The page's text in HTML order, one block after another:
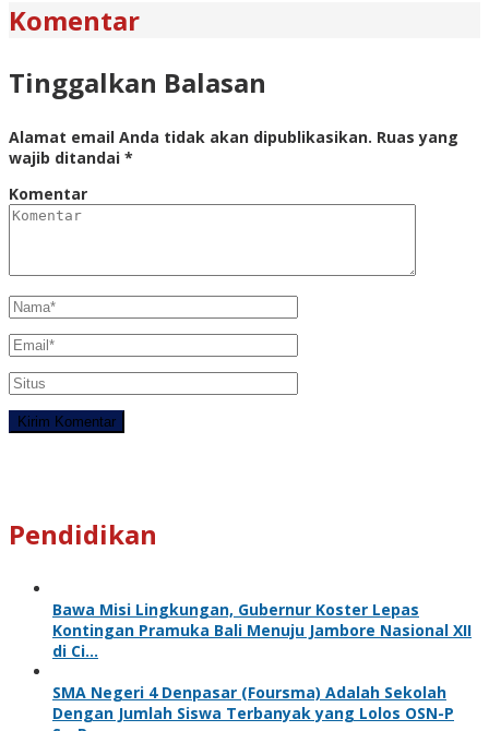
Komentar
Tinggalkan Balasan
Alamat email Anda tidak akan dipublikasikan. Ruas yang
wajib ditandai *
Komentar
Pendidikan
Bawa Misi Lingkungan, Gubernur Koster Lepas
Kontingan Pramuka Bali Menuju Jambore Nasional XII
di Ci…
SMA Negeri 4 Denpasar (Foursma) Adalah Sekolah
Dengan Jumlah Siswa Terbanyak yang Lolos OSN-P